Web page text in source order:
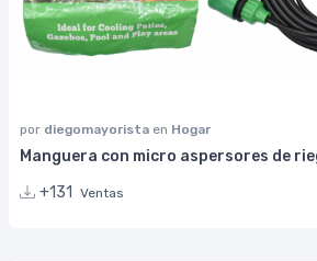
por diegomayorista en Hogar
Manguera con micro aspersores de
+131
Ventas